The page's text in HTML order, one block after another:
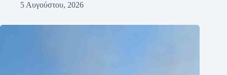
5 Αυγούστου, 2026